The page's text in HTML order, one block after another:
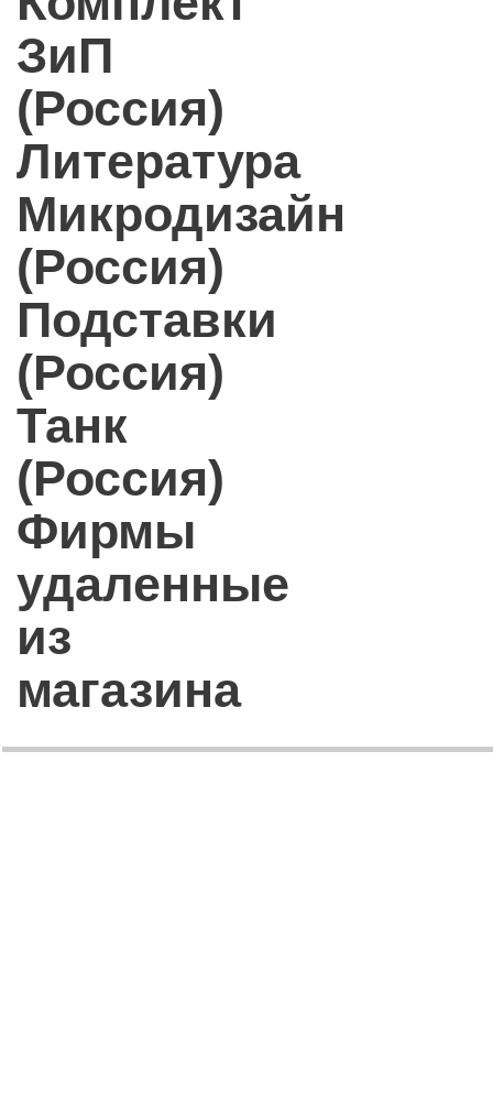
ЗиП
(Россия)
Литература
Микродизайн
(Россия)
Подставки
(Россия)
Танк
(Россия)
Фирмы
удаленные
из
магазина